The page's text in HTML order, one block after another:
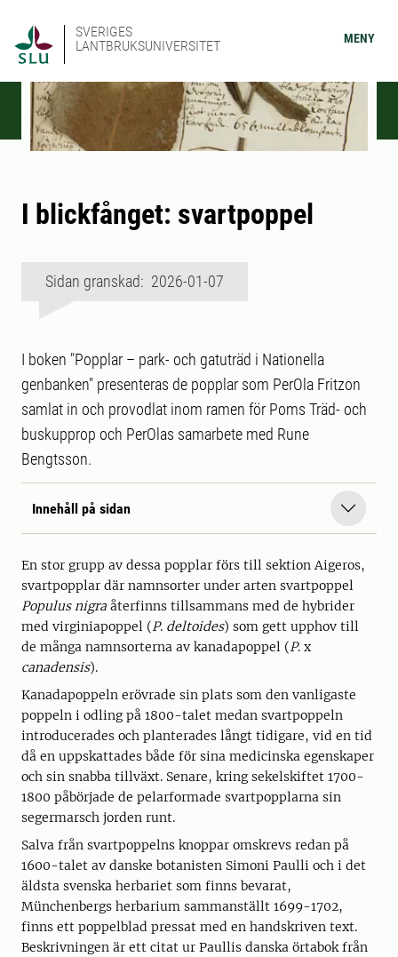
SVERIGES
LANTBRUKSUNIVERSITET
MENY
I blickfånget: svartpoppel
Sidan granskad: 2026-01-07
I boken "Popplar – park- och gatuträd i Nationella
genbanken" presenteras de popplar som PerOla Fritzon
samlat in och provodlat inom ramen för Poms Träd- och
buskupprop och PerOlas samarbete med Rune
Bengtsson.
Innehåll på sidan
En stor grupp av dessa popplar förs till sektion Aigeros,
svartpopplar där namnsorter under arten svartpoppel
Populus nigra återfinns tillsammans med de hybrider
med virginiapoppel (P. deltoides) som gett upphov till
de många namnsorterna av kanadapoppel (P. x
canadensis).
Kanadapoppeln erövrade sin plats som den vanligaste
poppeln i odling på 1800-talet medan svartpoppeln
introducerades och planterades långt tidigare, vid en tid
då en uppskattades både för sina medicinska egenskaper
och sin snabba tillväxt. Senare, kring sekelskiftet 1700-
1800 påbörjade de pelarformade svartpopplarna sin
segermarsch jorden runt.
Salva från svartpoppelns knoppar omskrevs redan på
1600-talet av danske botanisten Simoni Paulli och i det
äldsta svenska herbariet som finns bevarat,
Münchenbergs herbarium sammanställt 1699-1702,
finns ett poppelblad pressat med en handskriven text.
Beskrivningen är ett citat ur Paullis danska örtabok från